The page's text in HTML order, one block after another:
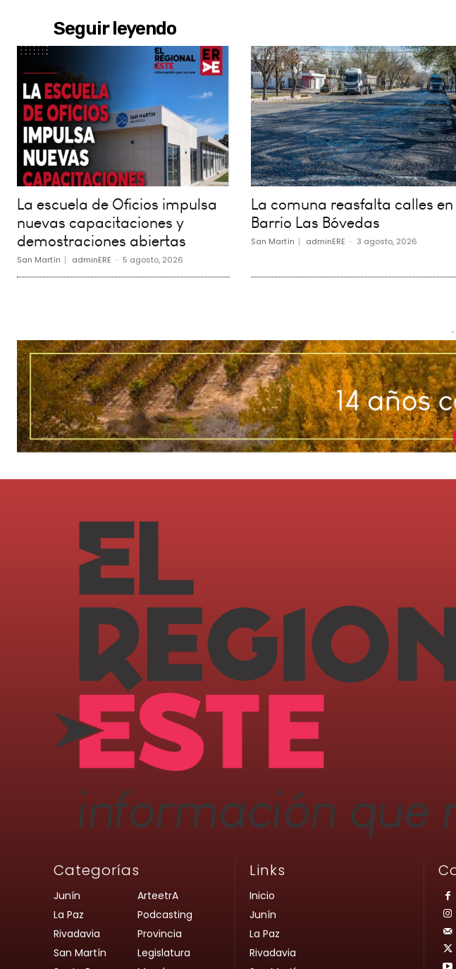
Seguir leyendo
La escuela de Oficios impulsa
nuevas capacitaciones y
demostraciones abiertas
San Martín adminERE - 5 agosto, 2026
La comuna reasfalta calles en
Barrio Las Bóvedas
San Martín adminERE - 3 agosto, 2026
-
Categorías
Junín
La Paz
Rivadavia
San Martín
ArteetrA
Podcasting
Provincia
Legislatura
Links
Inicio
Junín
La Paz
Rivadavia